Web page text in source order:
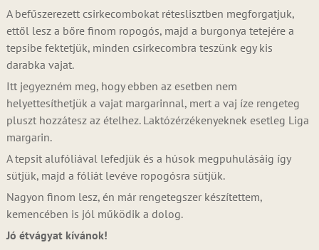
A befűszerezett csirkecombokat réteslisztben megforgatjuk,
ettől lesz a bőre finom ropogós, majd a burgonya tetejére a
tepsibe fektetjük, minden csirkecombra teszünk egy kis
darabka vajat.
Itt jegyezném meg, hogy ebben az esetben nem
helyettesíthetjük a vajat margarinnal, mert a vaj íze rengeteg
pluszt hozzátesz az ételhez. Laktózérzékenyeknek esetleg Liga
margarin.
A tepsit alufóliával lefedjük és a húsok megpuhulásáig így
sütjük, majd a fóliát levéve ropogósra sütjük.
Nagyon finom lesz, én már rengetegszer készítettem,
kemencében is jól működik a dolog.
Jó étvágyat kívánok!